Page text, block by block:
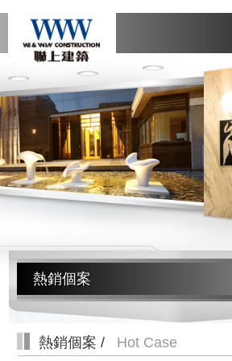
熱銷個案
熱銷個案 / Hot Case